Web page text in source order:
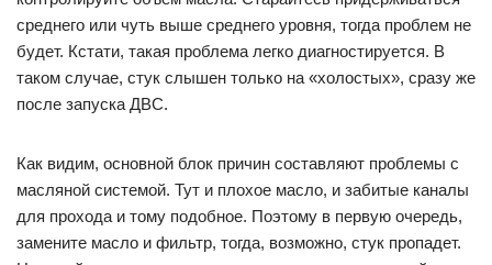
среднего или чуть выше среднего уровня, тогда проблем не
будет. Кстати, такая проблема легко диагностируется. В
таком случае, стук слышен только на «холостых», сразу же
после запуска ДВС.
Как видим, основной блок причин составляют проблемы с
масляной системой. Тут и плохое масло, и забитые каналы
для прохода и тому подобное. Поэтому в первую очередь,
замените масло и фильтр, тогда, возможно, стук пропадет.